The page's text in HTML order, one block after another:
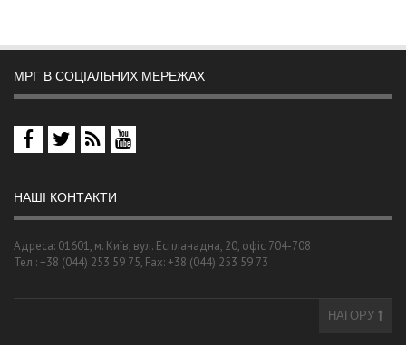
МРГ В СОЦІАЛЬНИХ МЕРЕЖАХ
НАШІ КОНТАКТИ
Адреса: 01601, м. Київ, вул. Еспланадна, 20, офіс 704-708
Тел.: +38 (044) 253 59 75, Fax: +38 (044) 253 59 73
НАГОРУ